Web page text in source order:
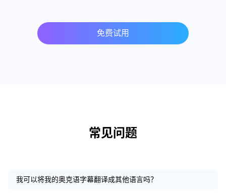
免费试用
常见问题
我可以将我的奥克语字幕翻译成其他语言吗？